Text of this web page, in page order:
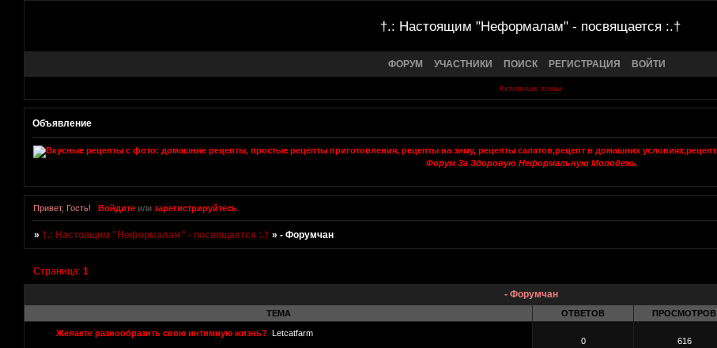
†.: Настоящим "Неформалам" - посвящается :.†
ФОРУМ УЧАСТНИКИ ПОИСК РЕГИСТРАЦИЯ ВОЙТИ
Активные темы
Объявление
Форум За Здоровую Неформальную Молодежь
Привет, Гость! Войдитеили зарегистрируйтесь.
»†.: Настоящим "Неформалам" - посвящается :.† »- Форумчан
- Форумчан
Страница:1
ТЕМА ОТВЕТОВ ПРОСМОТРОВ
Желаете разнообразить свою интимную жизнь? Letcatfarm
0
616